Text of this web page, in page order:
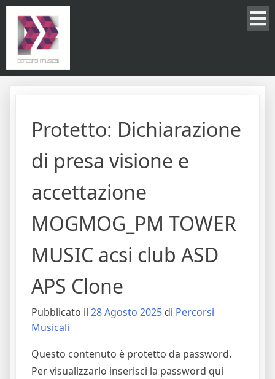
Protetto: Dichiarazione
di presa visione e
accettazione
MOGMOG_PM TOWER
MUSIC acsi club ASD
APS Clone
Pubblicato il 28 Agosto 2025 di Percorsi
Musicali
Questo contenuto è protetto da password.
Per visualizzarlo inserisci la password qui